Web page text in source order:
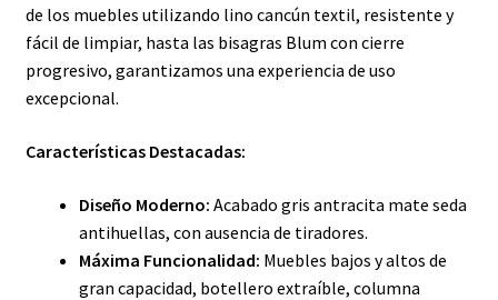
de los muebles utilizando lino cancún textil, resistente y
fácil de limpiar, hasta las bisagras Blum con cierre
progresivo, garantizamos una experiencia de uso
excepcional.
Características Destacadas:
Diseño Moderno: Acabado gris antracita mate seda
antihuellas, con ausencia de tiradores.
Máxima Funcionalidad: Muebles bajos y altos de
gran capacidad, botellero extraíble, columna